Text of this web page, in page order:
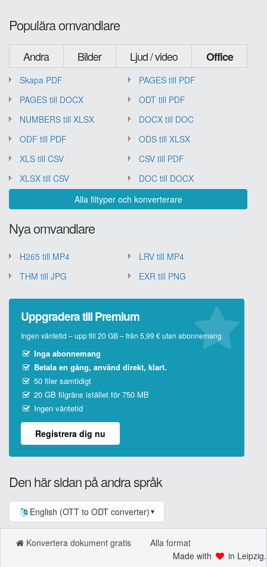
Populära omvandlare
Andra Bilder Ljud / video Office
Skapa PDF
PAGES till PDF
PAGES till DOCX
ODT till PDF
NUMBERS till XLSX
DOCX till DOC
ODF till PDF
ODS till XLSX
XLS till CSV
CSV till PDF
XLSX till CSV
DOC till DOCX
Alla filtyper och konverterare
Nya omvandlare
H265 till MP4
LRV till MP4
THM till JPG
EXR till PNG
Uppgradera till Premium
Ingen väntetid – upp till 20 GB – från 5,99 € utan abonnemang
Inga abonnemang
Betala en gång, använd direkt, klart.
50 filer samtidigt
20 GB filgräns istället för 750 MB
Ingen väntetid
Registrera dig nu
Den här sidan på andra språk
English (OTT to ODT converter) ▼
Konvertera dokument gratis
Alla format
Made with
in Leipzig.